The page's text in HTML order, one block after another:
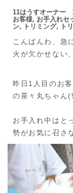
11はうすオーナー
お客様, お手入れセ
ン, トリミング, ト
こんばんわ、急
火が欠かせない
昨日1人目のお
の茶々丸ちゃん
お手入れ中はと
勢がお気に召さ